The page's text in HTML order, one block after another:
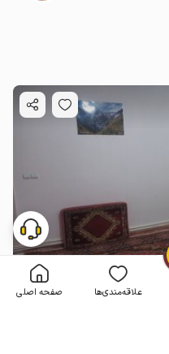
علاقه‌مندی‌ها صفحه اصلی